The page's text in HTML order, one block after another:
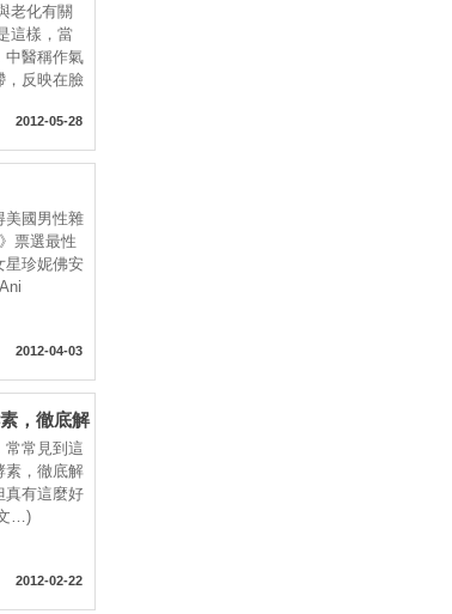
老化有關
這樣，當
中醫稱作氣
，反映在臉
2012-05-28
美國男性雜
票選最性
星珍妮佛安
2012-04-03
，徹底解
常常見到這
素，徹底解
真有這麼好
…)
2012-02-22